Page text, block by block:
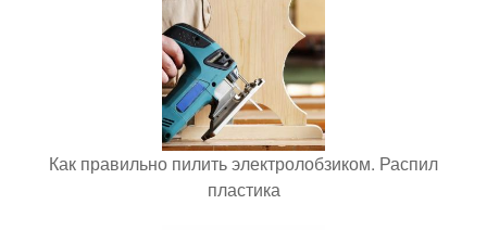
Как правильно пилить электролобзиком. Распил
пластика